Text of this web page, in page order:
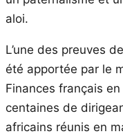
aloi.
L’une des preuves
été apportée par le
Finances français
centaines de
africains réunis en